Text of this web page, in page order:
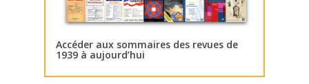
Accéder aux sommaires des revues de
1939 à aujourd’hui